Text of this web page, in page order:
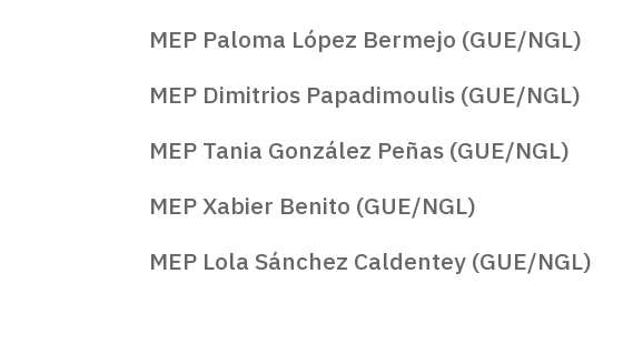
MEP Paloma López Bermejo (GUE/NGL)
MEP Dimitrios Papadimoulis (GUE/NGL)
MEP Tania González Peñas (GUE/NGL)
MEP Xabier Benito (GUE/NGL)
MEP Lola Sánchez Caldentey (GUE/NGL)